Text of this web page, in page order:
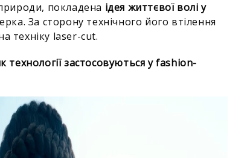
покладена ідея життєвої волі у
За сторону технічного його втілення
техніку laser-cut.
технології застосовуються у fashion-